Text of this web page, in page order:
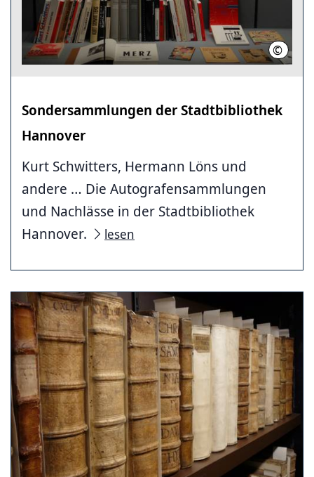
©
Sondersammlungen der Stadtbibliothek
Hannover
Kurt Schwitters, Hermann Löns und
andere … Die Autografensammlungen
und Nachlässe in der Stadtbibliothek
Hannover.
lesen